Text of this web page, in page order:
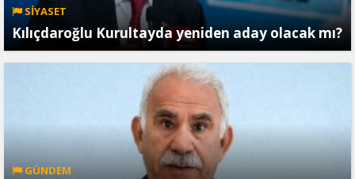
SİYASET
Kılıçdaroğlu Kurultayda yeniden aday olacak mı?
GÜNDEM